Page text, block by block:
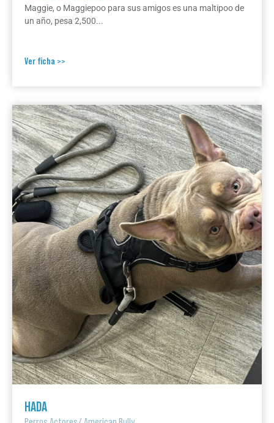
Maggie, o Maggiepoo para sus amigos es una maltipoo de
un año, pesa 2,500...
Ver ficha >>
HADA